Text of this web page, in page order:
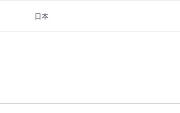
日本